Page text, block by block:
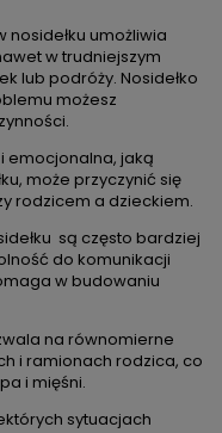
umożliwia
w trudniejszym
lub podróży. Nosidełko
możesz
emocjonalna, jaką
może przyczynić się
rodzicem a dzieckiem.
są często bardziej
do komunikacji
w budowaniu
na równomierne
i ramionach rodzica, co
i mięśni.
sytuacjach